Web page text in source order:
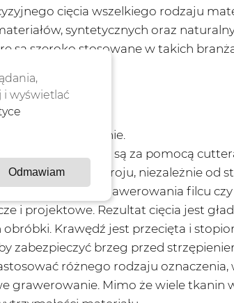
cięcia wszelkiego rodzaju
syntetycznych oraz
są szeroko stosowane w takich
zastosowanie.
– wycinane są za pomocą
kierunkach rozkroju, niezależnie od
do grawerowania filcu czy
i projektowe. Rezultat cięcia jest
Krawędź jest przecięta i
zabezpieczyć brzeg przed
różnego rodzaju oznaczenia,
grawerowanie. Mimo że wiele tkanin
i wyświetlać
Odmawiam